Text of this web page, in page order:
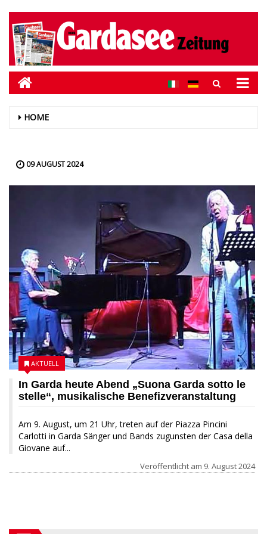
HOME
09 AUGUST 2024
In Garda heute Abend „Suona Garda sotto le
stelle“, musikalische Benefizveranstaltung
Am 9. August, um 21 Uhr, treten auf der Piazza Pincini
Carlotti in Garda Sänger und Bands zugunsten der Casa della
Giovane auf...
AKTUELL
Veröffentlicht am 9. August 2024